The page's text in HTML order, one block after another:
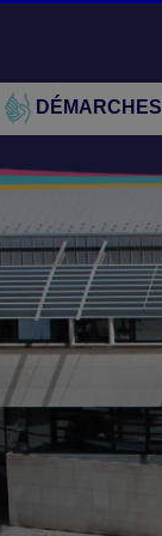
DÉMARCHES